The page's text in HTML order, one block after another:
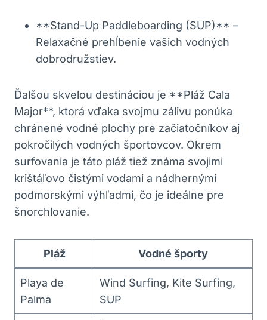
**Stand-Up Paddleboarding (SUP)** –
Relaxačné prehĺbenie vašich vodných
dobrodružstiev.
Ďalšou skvelou destináciou je **Pláž Cala
Major**, ktorá vďaka svojmu zálivu ponúka
chránené vodné plochy pre začiatočníkov aj
pokročilých vodných športovcov. Okrem
surfovania je táto pláž tiež známa svojimi
krištáľovo čistými vodami a nádhernými
podmorskými výhľadmi, čo je ideálne pre
šnorchlovanie.
Pláž Vodné športy
Playa de
Palma
Wind Surfing, Kite Surfing,
SUP